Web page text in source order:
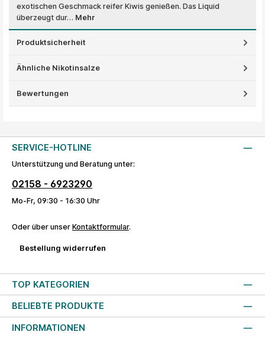
exotischen Geschmack reifer Kiwis genießen. Das Liquid
überzeugt dur… Mehr
Produktsicherheit
Ähnliche Nikotinsalze
Bewertungen
SERVICE-HOTLINE
Unterstützung und Beratung unter:
02158 - 6923290
Mo-Fr, 09:30 - 16:30 Uhr
Oder über unser Kontaktformular.
Bestellung widerrufen
TOP KATEGORIEN
BELIEBTE PRODUKTE
INFORMATIONEN